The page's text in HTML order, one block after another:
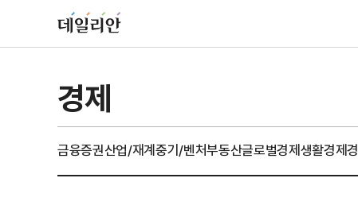
경제
금융증권산업/재계중기/벤처부동산글로벌경제생활경제